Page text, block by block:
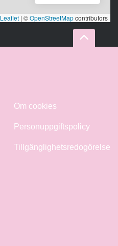
Leaflet | ©OpenStreetMapcontributors
Om cookies
Personuppgiftspolicy
Tillgänglighetsredogörelse